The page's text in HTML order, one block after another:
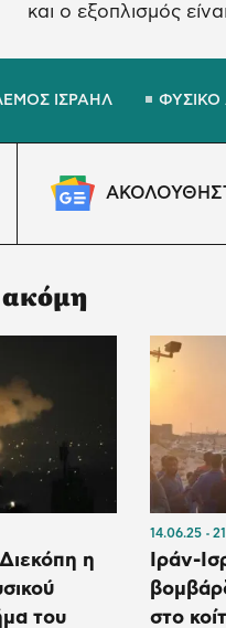
και ο εξοπλισμός
ΙΣΡΑΗΛ ΦΥΣΙΚΟ
η
του
14.06.25
Ιράν-
στο